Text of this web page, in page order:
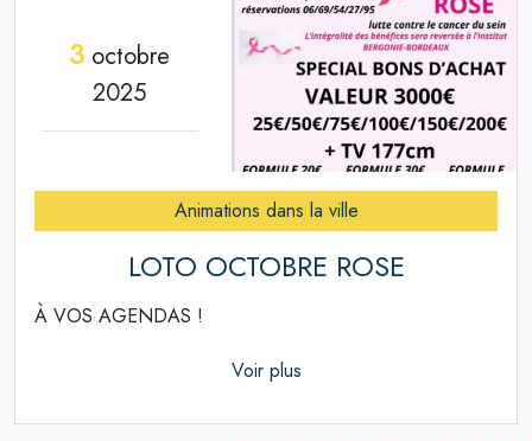
3 octobre
2025
Animations dans la ville
LOTO OCTOBRE ROSE
À VOS AGENDAS !
Voir plus